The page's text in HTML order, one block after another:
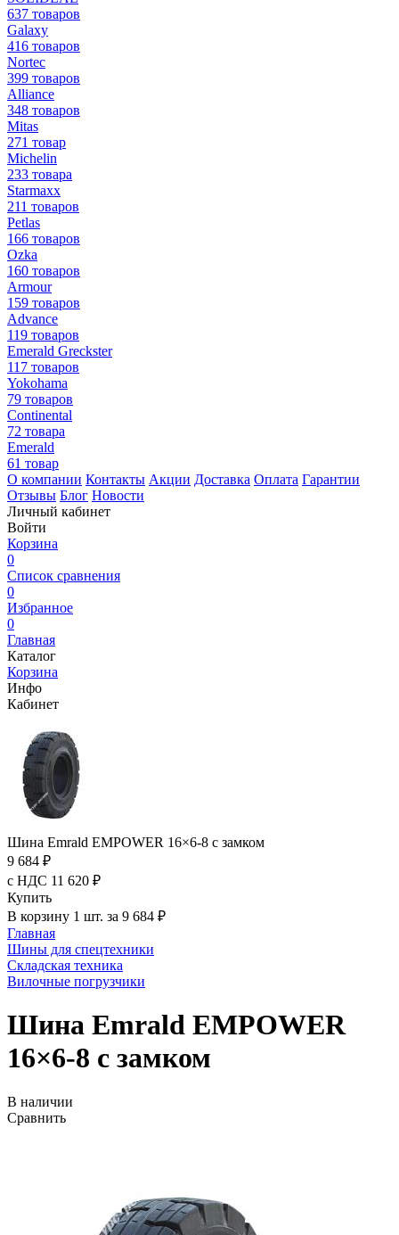
637 товаров
Galaxy
416 товаров
Nortec
399 товаров
Alliance
348 товаров
Mitas
271 товар
Michelin
233 товара
Starmaxx
211 товаров
Petlas
166 товаров
Ozka
160 товаров
Armour
159 товаров
Advance
119 товаров
Emerald Greckster
117 товаров
Yokohama
79 товаров
Continental
72 товара
Emerald
61 товар
О компании Контакты Акции Доставка Оплата Гарантии
Отзывы Блог Новости
Личный кабинет
Войти
Корзина
0
Список сравнения
0
Избранное
0
Главная
Каталог
Корзина
Инфо
Кабинет
Шина Emrald EMPOWER 16×6-8 с замком
9 684 ₽
с НДС 11 620 ₽
Купить
В корзину 1 шт. за 9 684 ₽
Главная
Шины для спецтехники
Складская техника
Вилочные погрузчики
Шина Emrald EMPOWER
16×6-8 с замком
В наличии
Сравнить